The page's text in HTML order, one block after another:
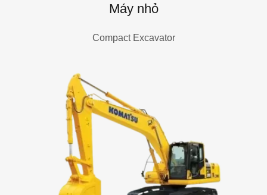
Máy nhỏ
Compact Excavator